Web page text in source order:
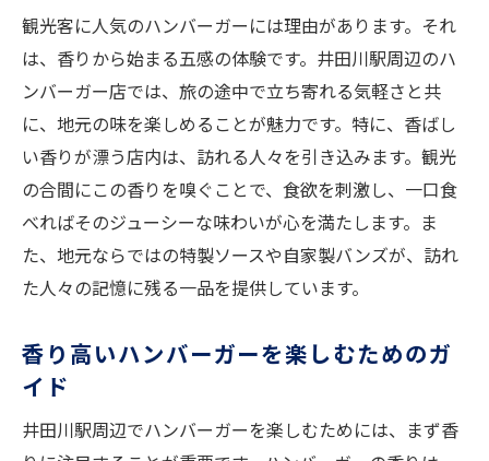
観光客に人気のハンバーガーには理由があります。それ
は、香りから始まる五感の体験です。井田川駅周辺のハ
ンバーガー店では、旅の途中で立ち寄れる気軽さと共
に、地元の味を楽しめることが魅力です。特に、香ばし
い香りが漂う店内は、訪れる人々を引き込みます。観光
の合間にこの香りを嗅ぐことで、食欲を刺激し、一口食
べればそのジューシーな味わいが心を満たします。ま
た、地元ならではの特製ソースや自家製バンズが、訪れ
た人々の記憶に残る一品を提供しています。
香り高いハンバーガーを楽しむためのガ
イド
井田川駅周辺でハンバーガーを楽しむためには、まず香